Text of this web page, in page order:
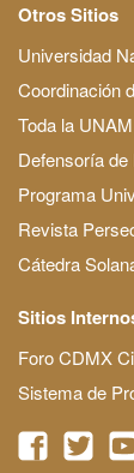
Otros Sitios
Universidad
Coordinación
Toda la
Defensoría
Programa
Revista
Cátedra
Sitios
Foro CDMX
Sistema de